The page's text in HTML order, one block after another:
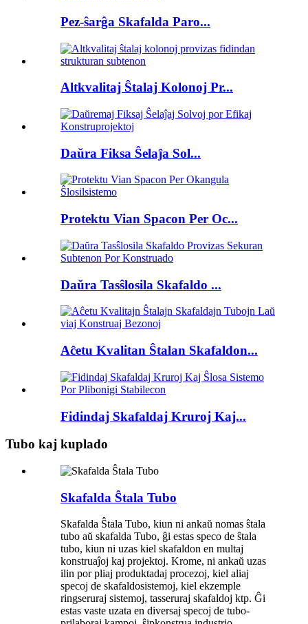
Pez-ŝarĝa Skafalda Paro...
Altkvalitaj Ŝtalaj Kolonoj Pr...
Daŭra Fiksa Ŝelaĵa Sol...
Protektu Vian Spacon Per Oc...
Daŭra Tasŝlosila Skafaldo ...
Aĉetu Kvalitan Ŝtalan Skafaldon...
Fidindaj Skafaldaj Kruroj Kaj...
Tubo kaj kuplado
Skafalda Ŝtala Tubo
Skafalda Ŝtala Tubo, kiun ni ankaŭ nomas ŝtala
tubo aŭ skafalda Tubo, ĝi estas speco de ŝtala
tubo, kiun ni uzas kiel skafaldon en multaj
konstruaĵoj kaj projektoj. Krome, ni ankaŭ uzas
ilin por pliaj produktadaj procezoj, kiel aliaj
specoj de skafaldosistemoj, kiel ekzemple
ringseruraj sistemoj, tasseruraj skafaldoj ktp. Ĝi
estas vaste uzata en diversaj specoj de tubo-